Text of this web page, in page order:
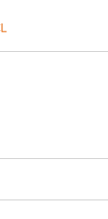
al
y TV Usach